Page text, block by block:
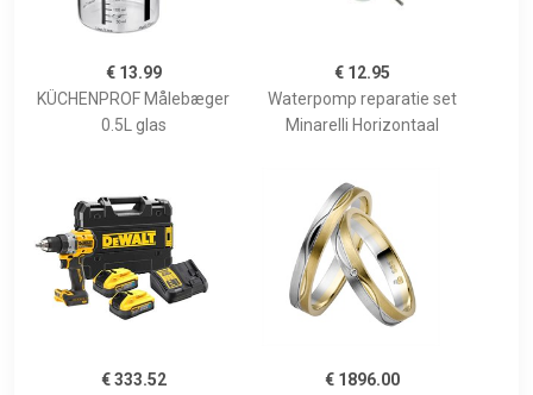
€ 13.99
KÜCHENPROF Målebæger
0.5L glas
€ 12.95
Waterpomp reparatie set
Minarelli Horizontaal
€ 333.52
€ 1896.00